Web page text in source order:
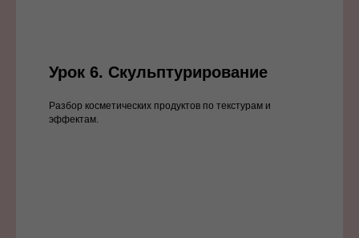
Урок 6. Скульптурирование
Разбор косметических продуктов по текстурам и
эффектам.